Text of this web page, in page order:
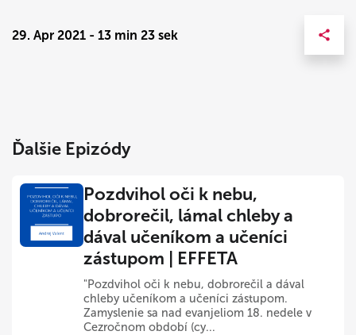
29. Apr 2021 - 13 min 23 sek
Ďalšie Epizódy
Pozdvihol oči k nebu,
dobrorečil, lámal chleby a
dával učeníkom a učeníci
zástupom | EFFETA
"Pozdvihol oči k nebu, dobrorečil a dával
chleby učeníkom a učeníci zástupom.
Zamyslenie sa nad evanjeliom 18. nedele v
Cezročnom období (cy...